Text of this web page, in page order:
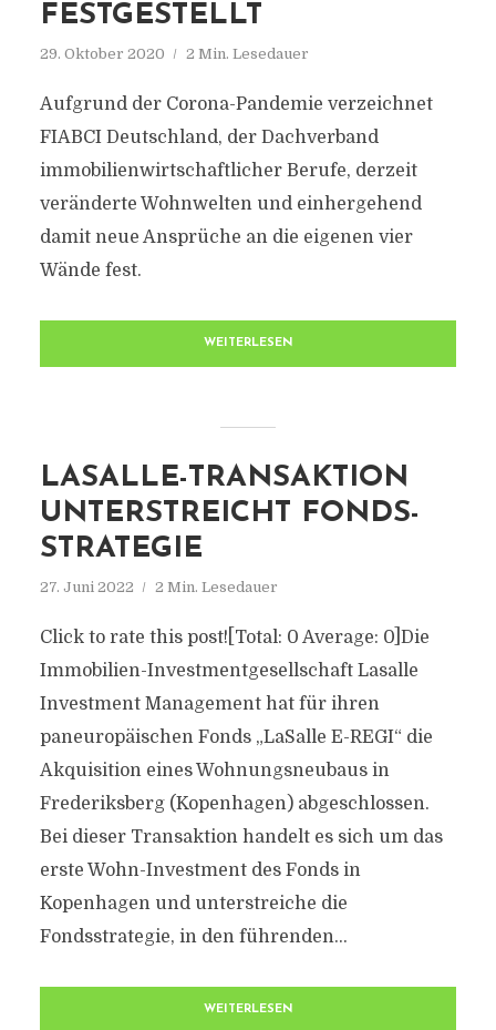
FESTGESTELLT
29. Oktober 2020 2 Min. Lesedauer
Aufgrund der Corona-Pandemie verzeichnet
FIABCI Deutschland, der Dachverband
immobilienwirtschaftlicher Berufe, derzeit
veränderte Wohnwelten und einhergehend
damit neue Ansprüche an die eigenen vier
Wände fest.
WEITERLESEN
LASALLE-TRANSAKTION
UNTERSTREICHT FONDS-
STRATEGIE
27. Juni 2022 2 Min. Lesedauer
Click to rate this post![Total: 0 Average: 0]Die
Immobilien-Investmentgesellschaft Lasalle
Investment Management hat für ihren
paneuropäischen Fonds „LaSalle E-REGI“ die
Akquisition eines Wohnungsneubaus in
Frederiksberg (Kopenhagen) abgeschlossen.
Bei dieser Transaktion handelt es sich um das
erste Wohn-Investment des Fonds in
Kopenhagen und unterstreiche die
Fondsstrategie, in den führenden...
WEITERLESEN